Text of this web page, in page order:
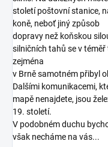
století poštovní stanice,
koně, neboť jiný způsob
dopravy než koňskou
silničních tahů se v
zejména
v Brně samotném přibyl
Dalšími komunikacemi,
mapě nenajdete, jsou
19. století.
V podobném duchu
však necháme na vás...